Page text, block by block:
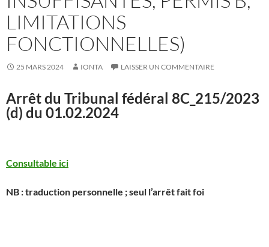
LIMITATIONS
FONCTIONNELLES)
25 MARS 2024 IONTA LAISSER UN COMMENTAIRE
Arrêt du Tribunal fédéral 8C_215/2023
(d) du 01.02.2024
Consultable ici
NB : traduction personnelle ; seul l’arrêt fait foi